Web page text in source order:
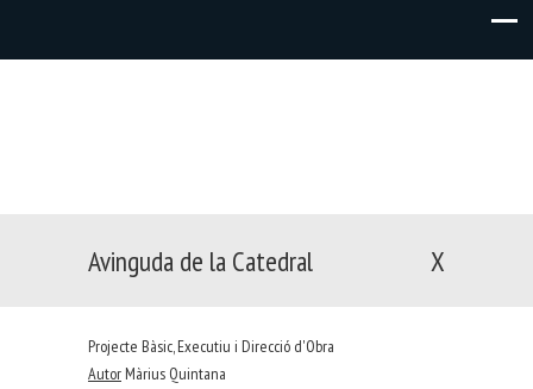
Avinguda de la Catedral X
Projecte Bàsic, Executiu i Direcció d'Obra
Autor Màrius Quintana